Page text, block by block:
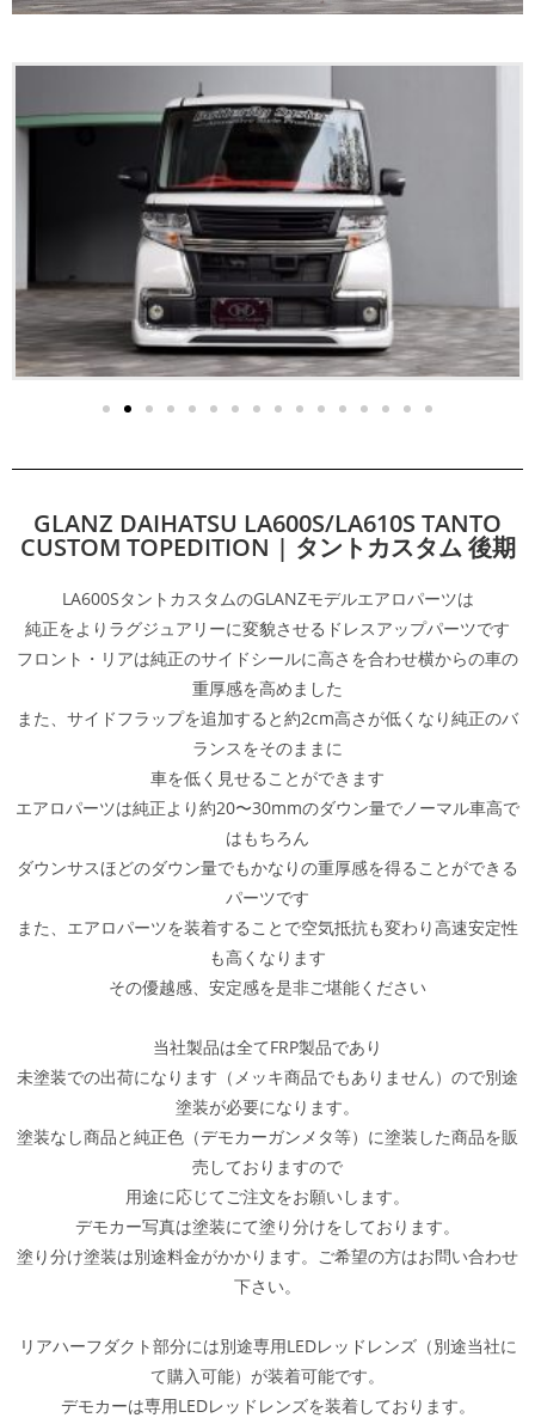
GLANZ DAIHATSU LA600S/LA610S TANTO
CUSTOM TOPEDITION | タントカスタム 後期
LA600SタントカスタムのGLANZモデルエアロパーツは
純正をよりラグジュアリーに変貌させるドレスアップパーツです
フロント・リアは純正のサイドシールに高さを合わせ横からの車の
重厚感を高めました
また、サイドフラップを追加すると約2cm高さが低くなり純正のバ
ランスをそのままに
車を低く見せることができます
エアロパーツは純正より約20〜30mmのダウン量でノーマル車高で
はもちろん
ダウンサスほどのダウン量でもかなりの重厚感を得ることができる
パーツです
また、エアロパーツを装着することで空気抵抗も変わり高速安定性
も高くなります
その優越感、安定感を是非ご堪能ください
当社製品は全てFRP製品であり
未塗装での出荷になります（メッキ商品でもありません）ので別途
塗装が必要になります。
塗装なし商品と純正色（デモカーガンメタ等）に塗装した商品を販
売しておりますので
用途に応じてご注文をお願いします。
デモカー写真は塗装にて塗り分けをしております。
塗り分け塗装は別途料金がかかります。ご希望の方はお問い合わせ
下さい。
リアハーフダクト部分には別途専用LEDレッドレンズ（別途当社に
て購入可能）が装着可能です。
デモカーは専用LEDレッドレンズを装着しております。